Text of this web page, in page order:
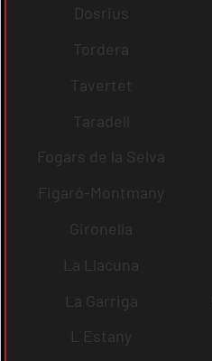
Dosrius
Tordera
Tavertet
Taradell
Fogars de la Selva
Figaró-Montmany
Gironella
La Llacuna
La Garriga
L´Estany